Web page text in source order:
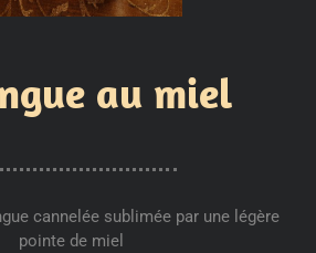
au miel
cannelée sublimée par une légère
pointe de miel